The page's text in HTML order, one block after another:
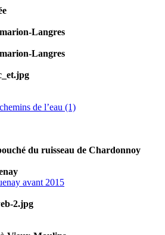
Langres
Langres
de l’eau (1)
du ruisseau de Chardonnoy
avant 2015
2.jpg